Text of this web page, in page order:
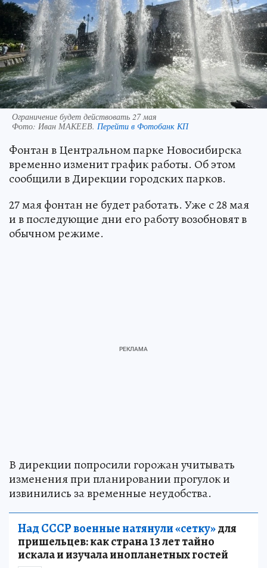
Ограничение будет действовать 27 мая
Фото: Иван МАКЕЕВ. Перейти в Фотобанк КП
Фонтан в Центральном парке Новосибирска
временно изменит график работы. Об этом
сообщили в Дирекции городских парков.
27 мая фонтан не будет работать. Уже с 28 мая
и в последующие дни его работу возобновят в
обычном режиме.
В дирекции попросили горожан учитывать
изменения при планировании прогулок и
извинились за временные неудобства.
Над СССР военные натянули «сетку»для
пришельцев: как страна 13 лет тайно
искала и изучала инопланетных гостей